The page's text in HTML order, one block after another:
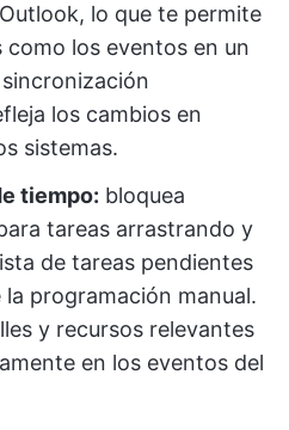
lo que te permite
los eventos en un
los cambios en
sistemas.
tiempo: bloquea
tareas arrastrando y
de tareas pendientes
programación manual.
y recursos relevantes
en los eventos del